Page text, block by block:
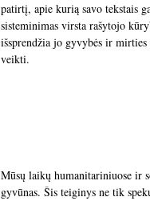
patirtį, apie kurią savo tekstais
sisteminimas virsta rašytojo
išsprendžia jo gyvybės ir
veikti.
Mūsų laikų humanitariniuose ir
gyvūnas. Šis teiginys ne tik